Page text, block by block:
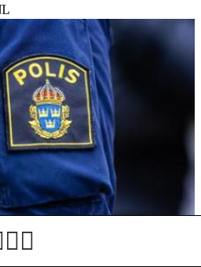
rusko obveščevalno